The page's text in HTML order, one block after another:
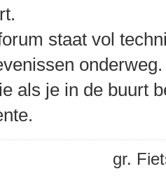
staat vol
als je in de buurt
gr.